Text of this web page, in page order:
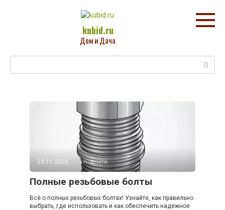
kubid.ru
Дом и Дача
23.11.2025 Новости
Полные резьбовые болты
Всё о полных резьбовых болтах! Узнайте, как правильно
выбрать, где использовать и как обеспечить надежное